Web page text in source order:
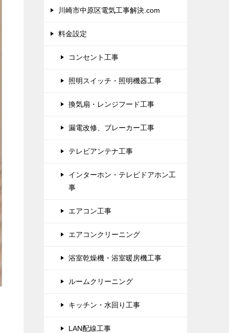
川崎市中原区電気工事解決.com
料金設定
コンセント工事
照明スイッチ・照明機器工事
換気扇・レンジフード工事
漏電改修、ブレーカー工事
テレビアンテナ工事
インターホン・テレビドアホン工
事
エアコン工事
エアコンクリーニング
浴室乾燥機・浴室暖房機工事
ルームクリーニング
キッチン・水回り工事
LAN配線工事